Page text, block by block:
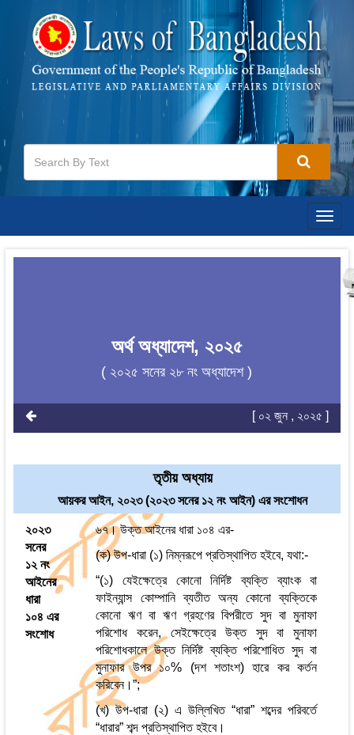
অর্থ অধ্যাদেশ, ২০২৫
( ২০২৫ সনের ২৮ নং অধ্যাদেশ )
[ ০২ জুন , ২০২৫ ]
তৃতীয় অধ্যায়
আয়কর আইন, ২০২৩ (২০২৩ সনের ১২ নং আইন) এর সংশোধন
২০২৩
সনের
১২ নং
আইনের
ধারা
১০৪ এর
সংশোধ
৬৭। উক্ত আইনের ধারা ১০৪ এর-
(ক) উপ-ধারা (১) নিম্নরূপে প্রতিস্থাপিত হইবে, যথা:-
“(১) যেইক্ষেত্রে কোনো নির্দিষ্ট ব্যক্তি ব্যাংক বা
ফাইন্যান্স কোম্পানি ব্যতীত অন্য কোনো ব্যক্তিকে
কোনো ঋণ বা ঋণ গ্রহণের বিপরীতে সুদ বা মুনাফা
পরিশোধ করেন, সেইক্ষেত্রে উক্ত সুদ বা মুনাফা
পরিশোধকালে উক্ত নির্দিষ্ট ব্যক্তি পরিশোধিত সুদ বা
মুনাফার উপর ১০% (দশ শতাংশ) হারে কর কর্তন
করিবেন।”;
(খ) উপ-ধারা (২) এ উল্লিখিত “ধারা” শব্দের পরিবর্তে
“ধারার” শব্দ প্রতিস্থাপিত হইবে।